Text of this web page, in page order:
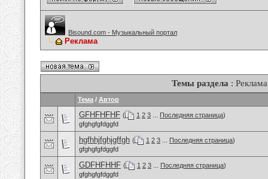
Bisound.com - Музыкальный портал
Реклама
Темы раздела : Реклама
Тема / Автор
GFHFHFHF ( 1 2 3 Последняя страница)
gfghgfgfdggfd
hgfhhjfghjgffgh ( 1 2 3 Последняя страница)
gfghgfgfdggfd
GDFHFHHF ( 1 2 3 Последняя страница)
gfghgfgfdggfd